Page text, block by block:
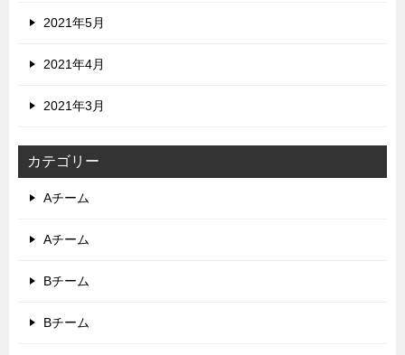
2021年5月
2021年4月
2021年3月
カテゴリー
Aチーム
Aチーム
Bチーム
Bチーム